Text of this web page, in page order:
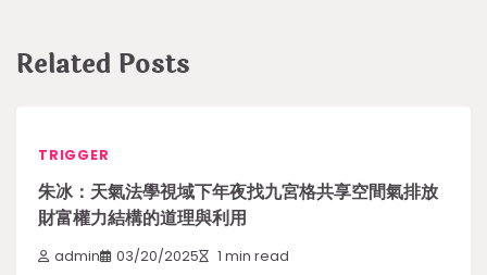
Related Posts
TRIGGER
朱冰：天氣法學視域下年夜找九宮格共享空間氣排放
財富權力結構的道理與利用
admin 03/20/2025 1 min read